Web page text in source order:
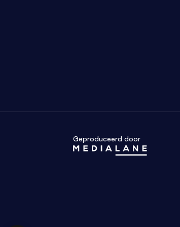
Geproduceerd door